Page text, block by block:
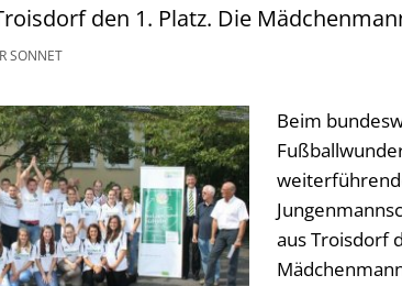
den 1. Platz. Die
SONNET
Beim
aus Troisdorf